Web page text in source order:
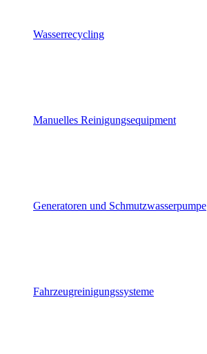
Wasserrecycling
Manuelles Reinigungsequipment
Generatoren und Schmutzwasserpumpe
Fahrzeugreinigungssysteme